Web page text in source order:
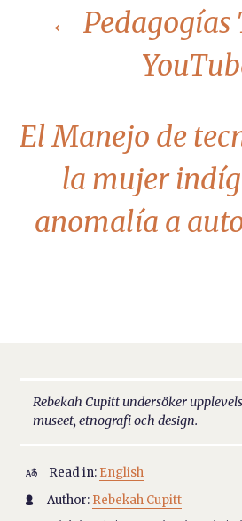
← Pedagogías
El Manejo de
la mujer
anomalía a
Rebekah Cupitt undersöker
museet, etnografi och design.
 Read in: English
 Author: Rebekah Cupitt